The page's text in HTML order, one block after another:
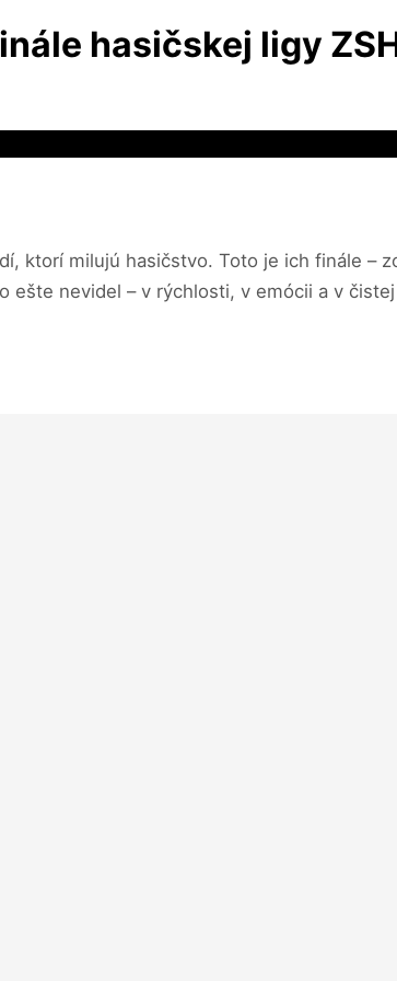
hasičskej ligy
ktorí milujú hasičstvo. Toto je ich finále –
ešte nevidel – v rýchlosti, v emócii a v